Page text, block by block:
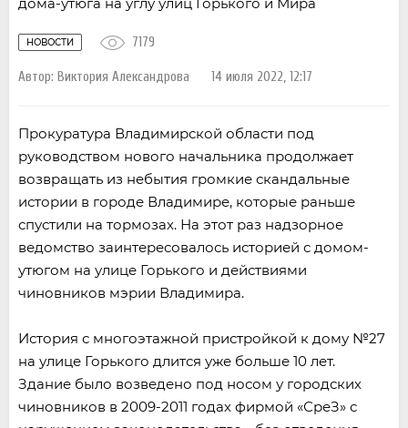
НОВОСТИ
Автор: Виктория Александрова 14 июля 2022, 12:17
7179
Прокуратура Владимирской области под
руководством нового начальника продолжает
возвращать из небытия громкие скандальные
истории в городе Владимире, которые раньше
спустили на тормозах. На этот раз надзорное
ведомство заинтересовалось историей с домом-
утюгом на улице Горького и действиями
чиновников мэрии Владимира.
История с многоэтажной пристройкой к дому №27
на улице Горького длится уже больше 10 лет.
Здание было возведено под носом у городских
чиновников в 2009-2011 годах фирмой «СреЗ» с